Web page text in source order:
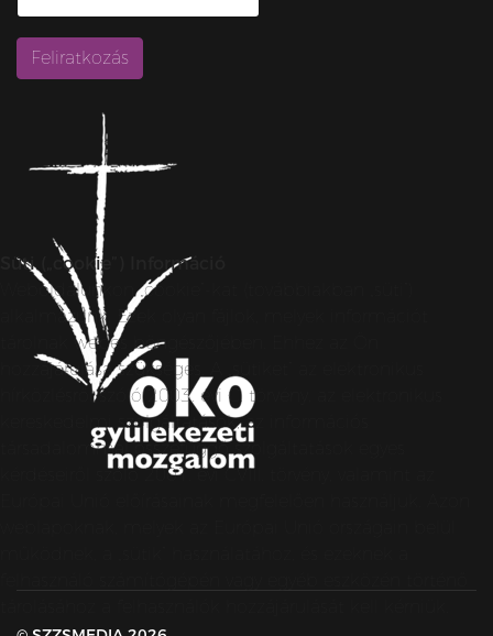
Süti („cookie”) Információ
Weboldalunkon „cookie”-kat (továbbiakban „süti”)
alkalmazunk. Ezek olyan fájlok, melyek információt
tárolnak webes böngészőjében. Ehhez az Ön
hozzájárulása szükséges. A „sütiket” az elektronikus
hírközlésről szóló 2003. évi C. törvény, az elektronikus
kereskedelmi szolgáltatások, az információs
társadalommal összefüggő szolgáltatások egyes
kérdéseiről szóló 2001. évi CVIII. törvény, valamint az